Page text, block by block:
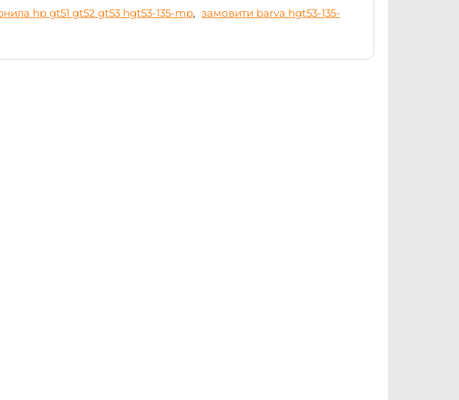
hp gt51 gt52 gt53 hgt53-135-mp, замовити barva hgt53-135-